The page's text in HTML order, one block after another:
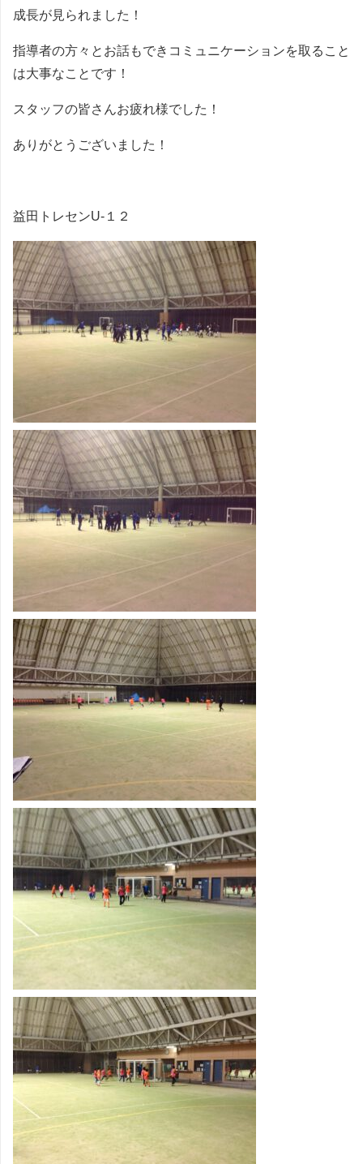
成長が見られました！
指導者の方々とお話もできコミュニケーションを取ること
は大事なことです！
スタッフの皆さんお疲れ様でした！
ありがとうございました！
益田トレセンU-１２